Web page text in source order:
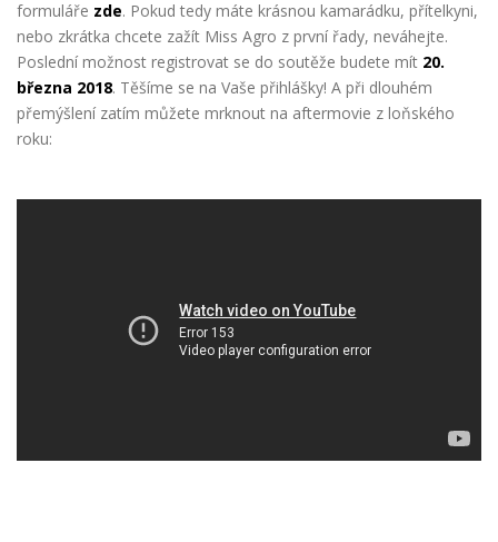
formuláře zde. Pokud tedy máte krásnou kamarádku, přítelkyni,
nebo zkrátka chcete zažít Miss Agro z první řady, neváhejte.
Poslední možnost registrovat se do soutěže budete mít 20.
března 2018. Těšíme se na Vaše přihlášky! A při dlouhém
přemýšlení zatím můžete mrknout na aftermovie z loňského
roku: